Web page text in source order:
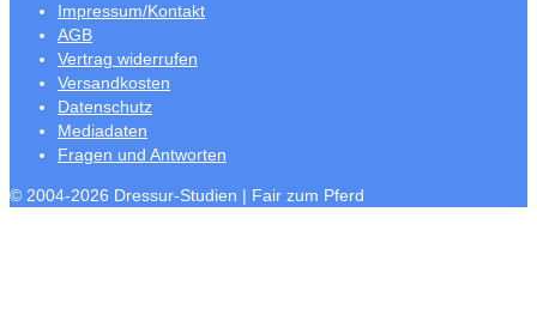
Impressum/Kontakt
AGB
Vertrag widerrufen
Versandkosten
Datenschutz
Mediadaten
Fragen und Antworten
© 2004-2026 Dressur-Studien | Fair zum Pferd